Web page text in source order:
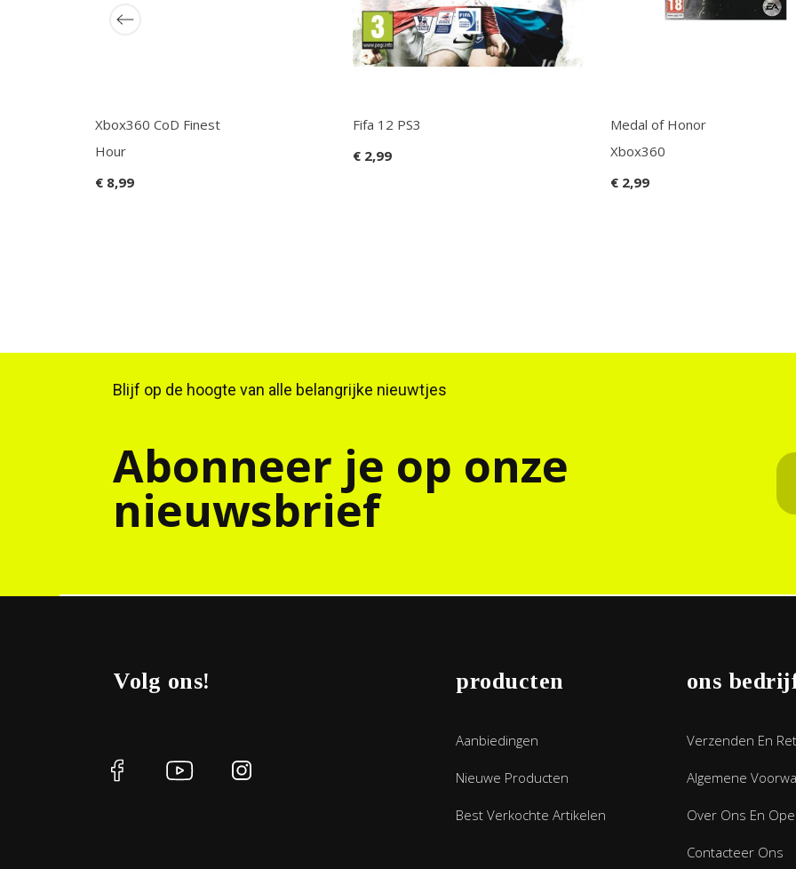
Xbox360 CoD Finest
Hour
€ 8,99
Fifa 12 PS3
€ 2,99
Medal of Honor
Xbox360
€ 2,99
Blijf op de hoogte van alle belangrijke nieuwtjes
Abonneer je op onze
nieuwsbrief
Volg ons! producten
Aanbiedingen
Nieuwe Producten
Best Verkochte Artikelen
ons
Verzenden En
Algemene
Over Ons En
Contacteer Ons